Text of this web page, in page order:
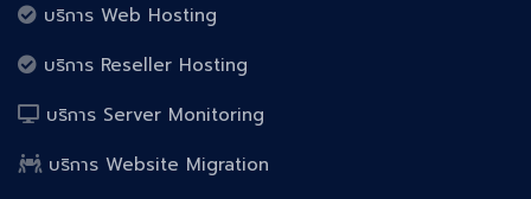
บริการ Web Hosting
บริการ Reseller Hosting
บริการ Server Monitoring
บริการ Website Migration